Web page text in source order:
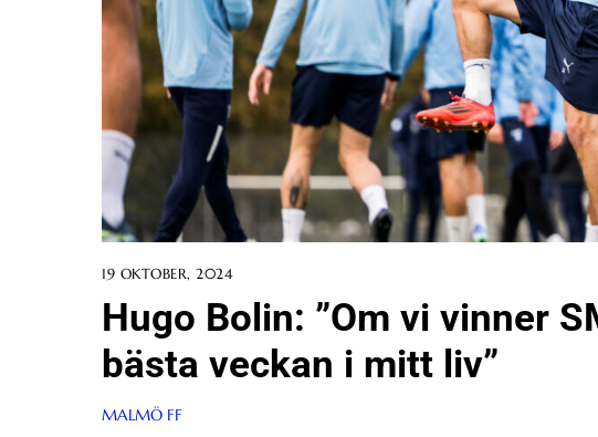
19 OKTOBER, 2024
Hugo Bolin: ”Om vi vinner
bästa veckan i mitt liv”
MALMÖ FF